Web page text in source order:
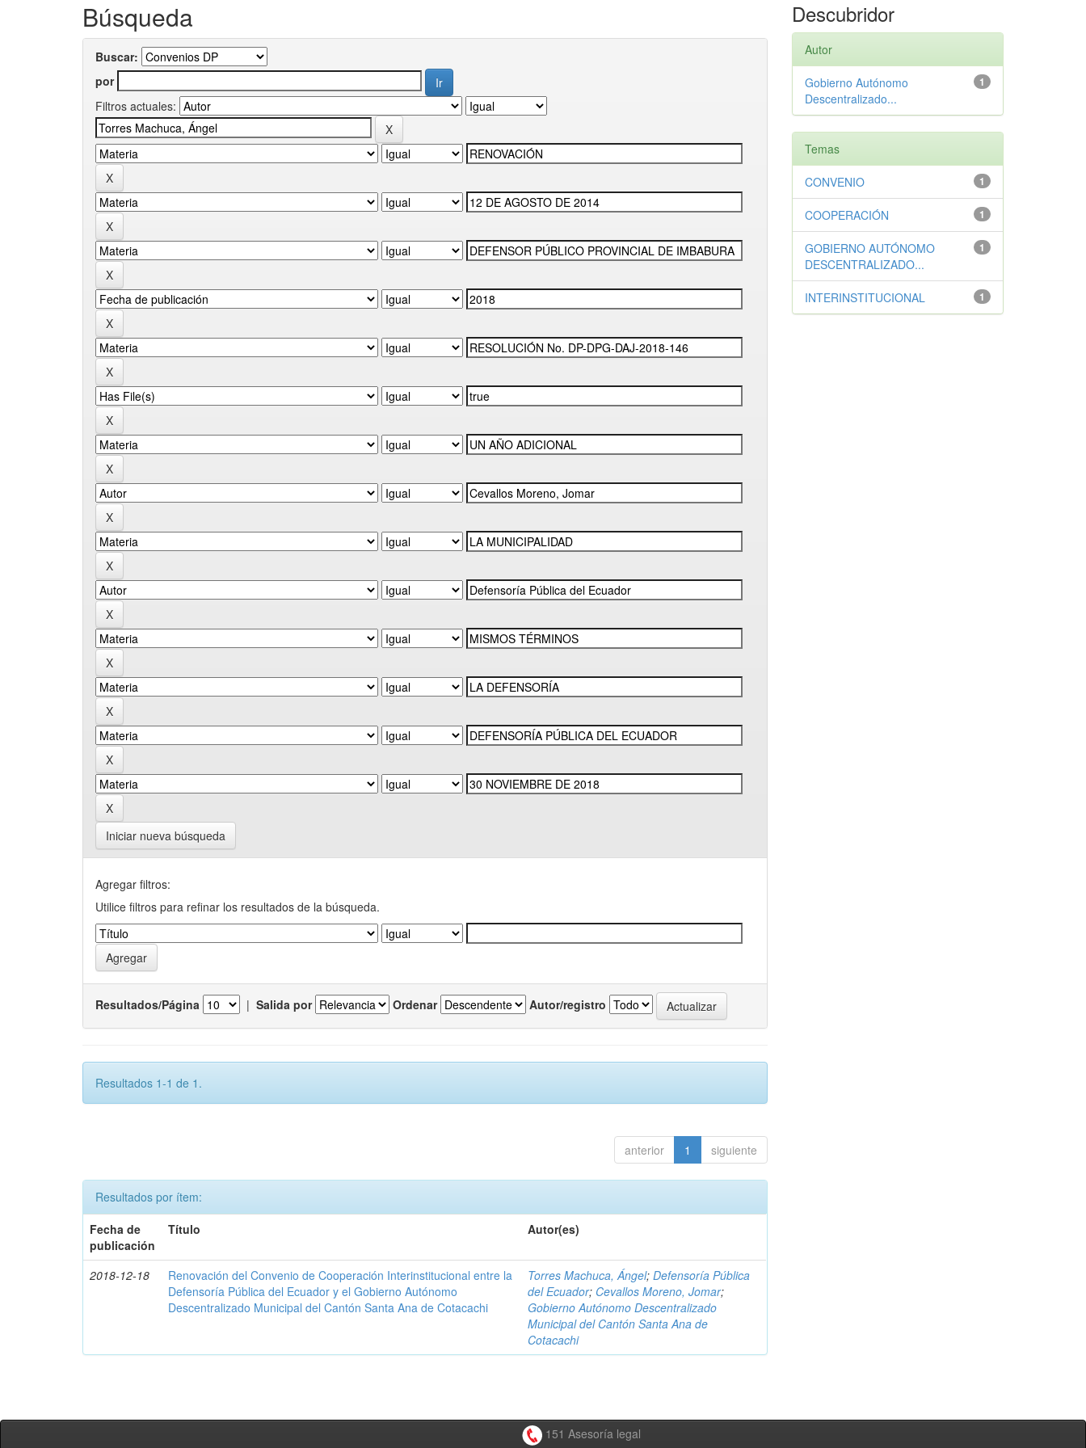
Búsqueda
Buscar:
por
Filtros actuales:
Iniciar nueva búsqueda
Agregar filtros:
Utilice filtros para refinar los resultados de la búsqueda.
Resultados/Página | Salida por Ordenar Autor/registro
Resultados 1-1 de 1.
anterior 1 siguiente
Resultados por ítem:
Fecha de
publicación
Título Autor(es)
2018-12-18
Renovación del Convenio de Cooperación Interinstitucional entre la
Defensoría Pública del Ecuador y el Gobierno Autónomo
Descentralizado Municipal del Cantón Santa Ana de Cotacachi
Torres Machuca, Ángel;Defensoría Pública
del Ecuador; Cevallos Moreno, Jomar;
Gobierno Autónomo Descentralizado
Municipal del Cantón Santa Ana de
Cotacachi
Descubridor
Autor
1
Gobierno Autónomo
Descentralizado...
Temas
1
CONVENIO
1
COOPERACIÓN
1
GOBIERNO AUTÓNOMO
DESCENTRALIZADO...
1
INTERINSTITUCIONAL
151 Asesoría legal